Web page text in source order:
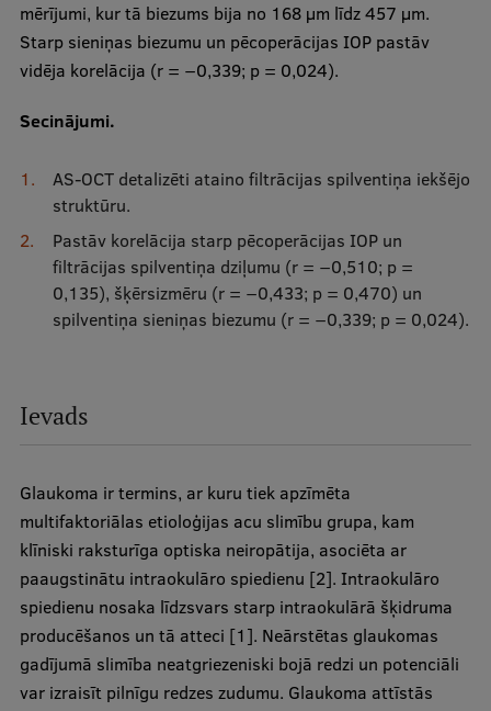
Studiju un vides pieejamība
Dati par 2025. gadu
Suvenīri un grāmatas
Mūžizglītība
Ētikas un līdztiesības mācības
Atvērtā universitāte
Profesionālās pilnveides kursi
Pedagoģiskās izaugsmes centrs
Kvalifikācijas atbilstības pārbaude
Pētniecība
mērījumi, kur tā biezums bija no 168 μm līdz 457 μm.
Starp sieniņas biezumu un pēcoperācijas IOP pastāv
vidēja korelācija (r = −0,339; p = 0,024).
Secinājumi.
AS-OCT detalizēti ataino filtrācijas spilventiņa iekšējo
struktūru.
Pastāv korelācija starp pēcoperācijas IOP un
filtrācijas spilventiņa dziļumu (r = −0,510; p =
0,135), šķērsizmēru (r = −0,433; p = 0,470) un
spilventiņa sieniņas biezumu (r = −0,339; p = 0,024).
Ievads
Glaukoma ir termins, ar kuru tiek apzīmēta
multifaktoriālas etioloģijas acu slimību grupa, kam
klīniski raksturīga optiska neiropātija, asociēta ar
paaugstinātu intraokulāro spiedienu [2]. Intraokulāro
spiedienu nosaka līdzsvars starp intraokulārā šķidruma
producēšanos un tā atteci [1]. Neārstētas glaukomas
gadījumā slimība neatgriezeniski bojā redzi un potenciāli
var izraisīt pilnīgu redzes zudumu. Glaukoma attīstās